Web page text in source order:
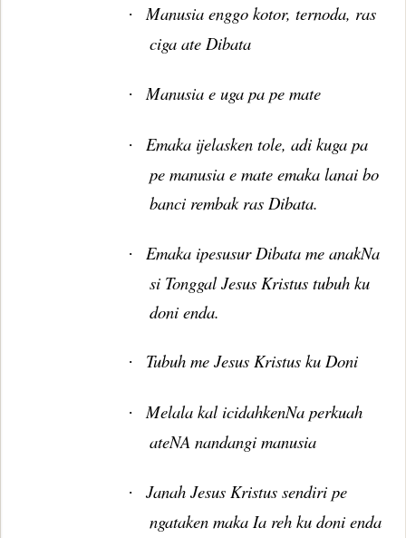
·
Manusia enggo kotor, ternoda, ras
ciga ate Dibata
· Manusia e uga pa pe mate
·
Emaka ijelasken tole, adi kuga pa
pe manusia e mate emaka lanai bo
banci rembak ras Dibata.
·
Emaka ipesusur Dibata me anakNa
si Tonggal Jesus Kristus tubuh ku
doni enda.
· Tubuh me Jesus Kristus ku Doni
·
Melala kal icidahkenNa perkuah
ateNA nandangi manusia
·
Janah Jesus Kristus sendiri pe
ngataken maka Ia reh ku doni enda